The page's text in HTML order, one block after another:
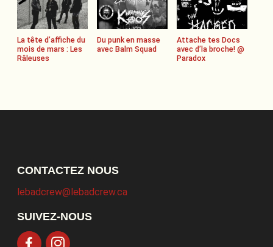
La tête d’affiche du
mois de mars : Les
Râleuses
Du punk en masse
avec Balm Squad
Attache tes Docs
avec d’la broche! @
Paradox
CONTACTEZ NOUS
lebadcrew@lebadcrew.ca
SUIVEZ-NOUS